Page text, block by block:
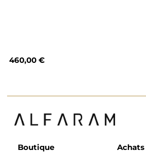
460,00 €
Boutique Achats